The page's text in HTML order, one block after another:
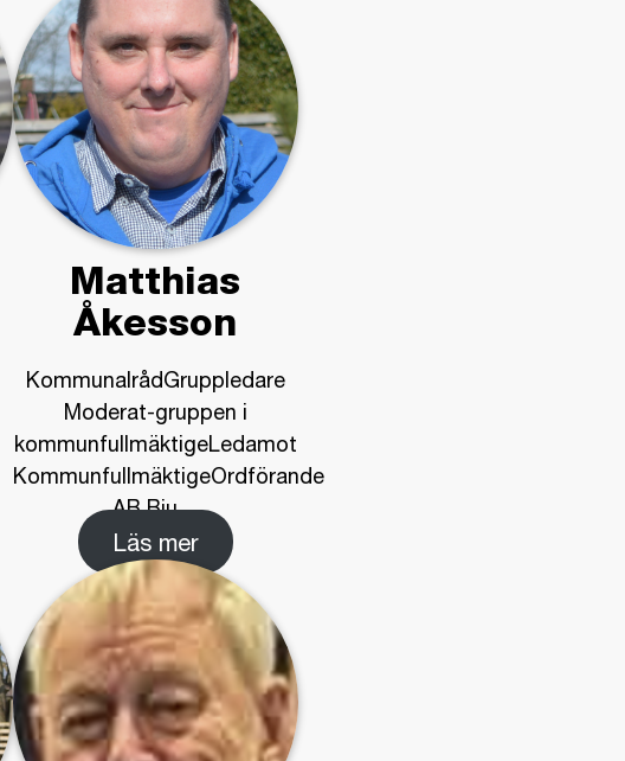
Matthias
Åkesson
KommunalrådGruppledare
Moderat-gruppen i
kommunfullmäktigeLedamot
KommunfullmäktigeOrdförande
AB Bju…
Läs mer